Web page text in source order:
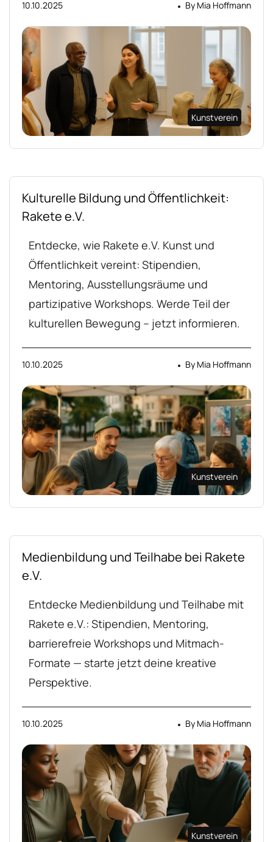
10.10.2025 By Mia Hoffmann
Kunstverein
Kulturelle Bildung und Öffentlichkeit:
Rakete e.V.
Entdecke, wie Rakete e.V. Kunst und
Öffentlichkeit vereint: Stipendien,
Mentoring, Ausstellungsräume und
partizipative Workshops. Werde Teil der
kulturellen Bewegung – jetzt informieren.
10.10.2025 By Mia Hoffmann
Kunstverein
Medienbildung und Teilhabe bei Rakete
e.V.
Entdecke Medienbildung und Teilhabe mit
Rakete e.V.: Stipendien, Mentoring,
barrierefreie Workshops und Mitmach-
Formate — starte jetzt deine kreative
Perspektive.
10.10.2025 By Mia Hoffmann
Kunstverein